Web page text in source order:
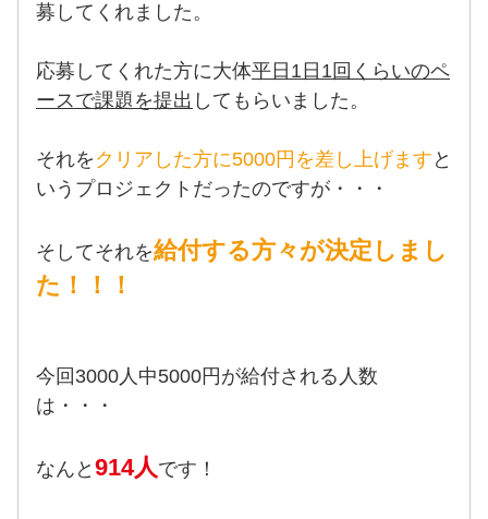
募してくれました。
応募してくれた方に大体平日1日1回くらいのペ
ースで課題を提出 してもらいました。
それを クリアした方に5000円を差し上げます と
いうプロジェクトだったのですが・・・
そしてそれを給付する方々が決定しまし
た！！！
今回3000人中5000円が給付される人数
は・・・
なんと 914人です！